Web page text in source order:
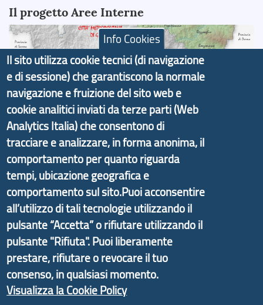
Il progetto Aree Interne
Il portale di marketing territoriale e sviluppo locale
di Genova Città Metropolitana si è sviluppato a
partire dal progetto nazionale Aree Interne
promosso dal Dipartimento per lo Sviluppo
Economico e finalizzato al rilancio socio-economico
delle valli dell’entroterra. In particolare fornisce
informazioni ed aggiornamenti sulla
d'Area Antola-Tigullio, in collaborazione con Regione
Liguria ed ANCI Liguria.
Copyright © 2017 Città metropolitana di Genova |
CF: 80007350103
Info Cookies
Il sito utilizza cookie tecnici (di navigazione
e di sessione) che garantiscono la normale
navigazione e fruizione del sito web e
cookie analitici inviati da terze parti (Web
Analytics Italia) che consentono di
tracciare e analizzare, in forma anonima, il
comportamento per quanto riguarda
tempi, ubicazione geografica e
comportamento sul sito.Puoi acconsentire
all’utilizzo di tali tecnologie utilizzando il
pulsante “Accetta” o rifiutare utilizzando il
pulsante "Rifiuta". Puoi liberamente
prestare, rifiutare o revocare il tuo
consenso, in qualsiasi momento.
Visualizza la Cookie Policy